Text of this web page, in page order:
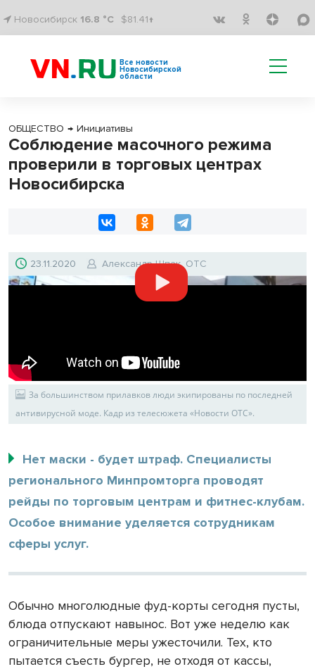
Новосибирск 16.8 °C $81.41↑
Все новости
Новосибирской
области
ОБЩЕСТВО → Инициативы
Соблюдение масочного режима
проверили в торговых центрах
Новосибирска
23.11.2020 Александр Шпак, ОТС
За большинством прилавков люди экипированы по последней
антивирусной моде. Кадр из телесюжета «Новости ОТС».
Нет маски - будет штраф. Специалисты
регионального Минпромторга проводят
рейды по торговым центрам и фитнес-клубам.
Особое внимание уделяется сотрудникам
сферы услуг.
Обычно многолюдные фуд-корты сегодня пусты,
блюда отпускают навынос. Вот уже неделю как
ограничительные меры ужесточили. Тех, кто
пытается съесть бургер, не отходя от кассы,